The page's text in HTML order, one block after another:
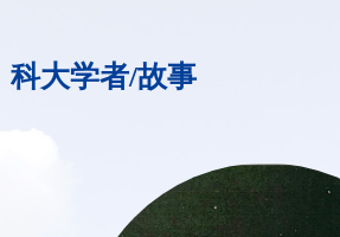
科大学者/故事